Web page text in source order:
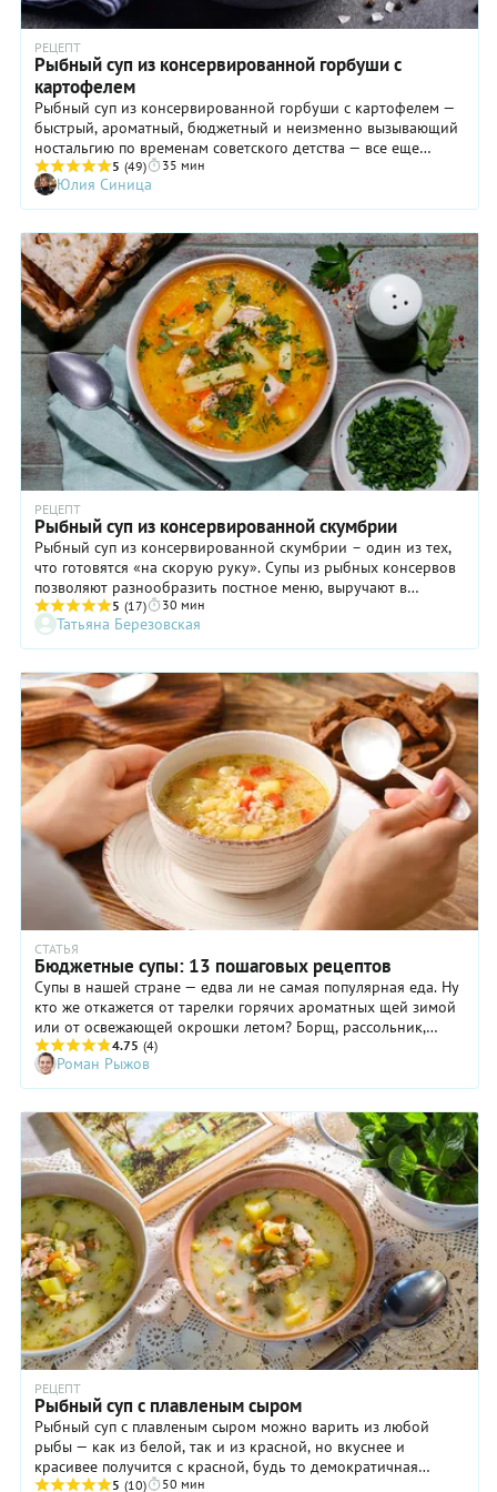
РЕЦЕПТ
Рыбный суп из консервированной горбуши с
картофелем
Рыбный суп из консервированной горбуши с картофелем —
быстрый, ароматный, бюджетный и неизменно вызывающий
ностальгию по временам советского детства — все еще
актуален! Мы сварим его так, как многие варили еще 50 лет
назад, специально для него покупая консервы под
названием «Лосось в собственном соку». Вот и теперь для
нашего рецепта понадобится рыба семейства лососевых —
натуральная консервированная горбуша без каких бы то ни
было добавок, кроме соли. Вообще, такие консервы нужно
всегда иметь в глубине кухонного шкафчика. А все
остальное для рыбного супа найдется.
5 (49) 35 мин
Юлия Синица
РЕЦЕПТ
Рыбный суп из консервированной скумбрии
Рыбный суп из консервированной скумбрии – один из тех,
что готовятся «на скорую руку». Супы из рыбных консервов
позволяют разнообразить постное меню, выручают в
походах, а также просто дополняют список рыбных блюд. И
нет ничего преступного в том, что для супа используется не
свежий улов или замороженная рыба, а консервы. В
консервированной скумбрии, как и в других рыбных
консервах, несмотря на сложную технологическую цепочку
обработки рыбы, сохраняются многие ее полезные свойства.
При этом приготовить рыбный суп, открыв баночку
консервов с этикеткой «Скумбрия атлантическая с
добавлением масла», сможет даже начинающая хозяйка. По
нашему рецепту суп получится очень даже вкусный!
5 (17) 30 мин
Татьяна Березовская
СТАТЬЯ
Бюджетные супы: 13 пошаговых рецептов
Супы в нашей стране — едва ли не самая популярная еда. Ну
кто же откажется от тарелки горячих ароматных щей зимой
или от освежающей окрошки летом? Борщ, рассольник,
гороховый с копченостями и многие другие любимые с
детства первые блюда появляются на наших столах
регулярно. Это неудивительно, ведь сытный суп можно
сварить из самых доступных продуктов, тех, что всегда есть
в холодильнике, даже если на данный момент в нем только
пара луковиц и ложка масла. Рассказываем, как приготовить
вкусный и полезный суп и при этом не потратить много
времени и денег.
4.75 (4)
Роман Рыжов
РЕЦЕПТ
Рыбный суп с плавленым сыром
Рыбный суп с плавленым сыром можно варить из любой
рыбы — как из белой, так и из красной, но вкуснее и
красивее получится с красной, будь то демократичная
горбуша или нежная форель. Разве что семгу брать
5 (10) 50 мин